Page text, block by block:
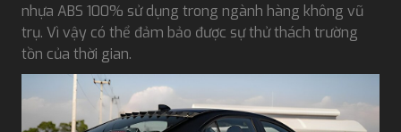
nhựa ABS 100% sử dụng trong ngành hàng không vũ
trụ. Vì vậy có thể đảm bảo được sự thử thách trường
tồn của thời gian.